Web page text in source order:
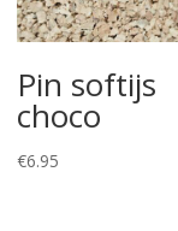
Pin softijs
choco
€6.95